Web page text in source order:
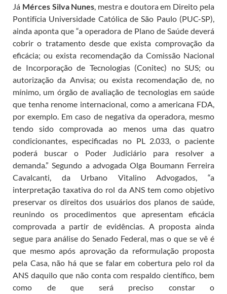
Já Mérces Silva Nunes, mestra e doutora em Direito pela
Pontifícia Universidade Católica de São Paulo (PUC-SP),
ainda aponta que “a operadora de Plano de Saúde deverá
cobrir o tratamento desde que exista comprovação da
eficácia; ou exista recomendação da Comissão Nacional
de Incorporação de Tecnologias (Conitec) no SUS; ou
autorização da Anvisa; ou exista recomendação de, no
mínimo, um órgão de avaliação de tecnologias em saúde
que tenha renome internacional, como a americana FDA,
por exemplo. Em caso de negativa da operadora, mesmo
tendo sido comprovada ao menos uma das quatro
condicionantes, especificadas no PL 2.033, o paciente
poderá buscar o Poder Judiciário para resolver a
demanda.” Segundo a advogada Olga Boumann Ferreira
Cavalcanti, da Urbano Vitalino Advogados, “a
interpretação taxativa do rol da ANS tem como objetivo
preservar os direitos dos usuários dos planos de saúde,
reunindo os procedimentos que apresentam eficácia
comprovada a partir de evidências. A proposta ainda
segue para análise do Senado Federal, mas o que se vê é
que mesmo após aprovação da reformulação proposta
pela Casa, não há que se falar em cobertura pelo rol da
ANS daquilo que não conta com respaldo científico, bem
como de que será preciso constar o